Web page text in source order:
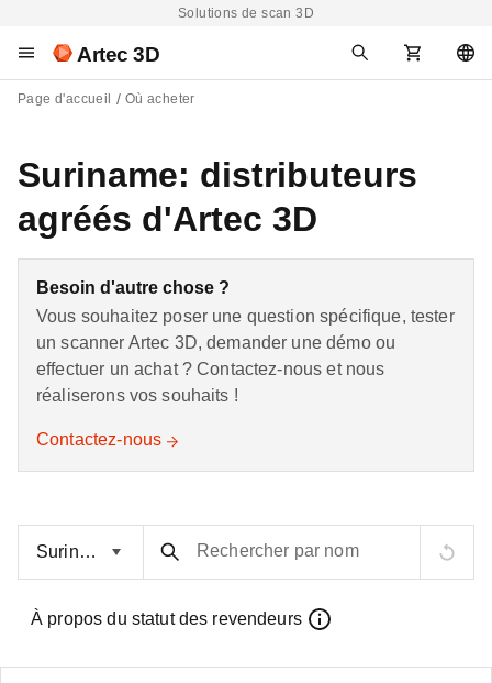
Solutions de scan 3D
Artec 3D
Page d'accueil Où acheter
Suriname: distributeurs
agréés d'Artec 3D
Besoin d'autre chose ?
Vous souhaitez poser une question spécifique, tester
un scanner Artec 3D, demander une démo ou
effectuer un achat ? Contactez-nous et nous
réaliserons vos souhaits !
Contactez-nous
Rechercher par nom
À propos du statut des revendeurs